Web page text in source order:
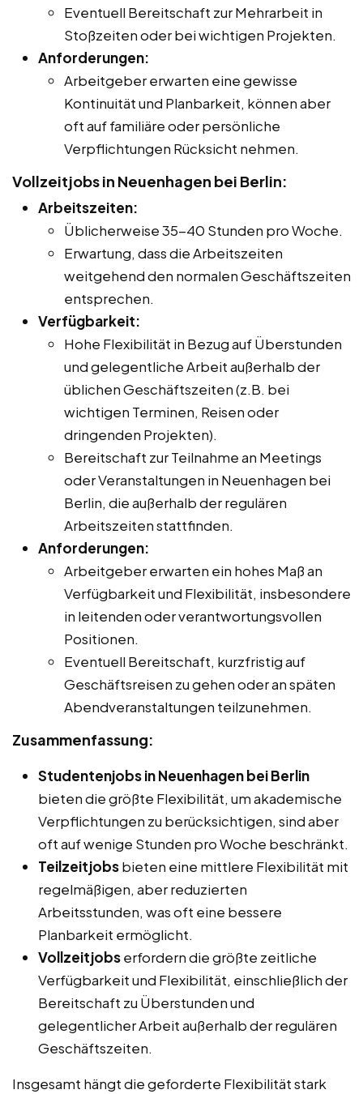
Eventuell Bereitschaft zur Mehrarbeit in
Stoßzeiten oder bei wichtigen Projekten.
Anforderungen:
Arbeitgeber erwarten eine gewisse
Kontinuität und Planbarkeit, können aber
oft auf familiäre oder persönliche
Verpflichtungen Rücksicht nehmen.
Vollzeitjobs in Neuenhagen bei Berlin:
Arbeitszeiten:
Üblicherweise 35-40 Stunden pro Woche.
Erwartung, dass die Arbeitszeiten
weitgehend den normalen Geschäftszeiten
entsprechen.
Verfügbarkeit:
Hohe Flexibilität in Bezug auf Überstunden
und gelegentliche Arbeit außerhalb der
üblichen Geschäftszeiten (z.B. bei
wichtigen Terminen, Reisen oder
dringenden Projekten).
Bereitschaft zur Teilnahme an Meetings
oder Veranstaltungen in Neuenhagen bei
Berlin, die außerhalb der regulären
Arbeitszeiten stattfinden.
Anforderungen:
Arbeitgeber erwarten ein hohes Maß an
Verfügbarkeit und Flexibilität, insbesondere
in leitenden oder verantwortungsvollen
Positionen.
Eventuell Bereitschaft, kurzfristig auf
Geschäftsreisen zu gehen oder an späten
Abendveranstaltungen teilzunehmen.
Zusammenfassung:
Studentenjobs in Neuenhagen bei Berlin
bieten die größte Flexibilität, um akademische
Verpflichtungen zu berücksichtigen, sind aber
oft auf wenige Stunden pro Woche beschränkt.
Teilzeitjobsbieten eine mittlere Flexibilität mit
regelmäßigen, aber reduzierten
Arbeitsstunden, was oft eine bessere
Planbarkeit ermöglicht.
Vollzeitjobserfordern die größte zeitliche
Verfügbarkeit und Flexibilität, einschließlich der
Bereitschaft zu Überstunden und
gelegentlicher Arbeit außerhalb der regulären
Geschäftszeiten.
Insgesamt hängt die geforderte Flexibilität stark